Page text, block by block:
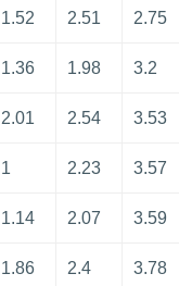
1.52 2.51 2.75
1.36 1.98 3.2
2.01 2.54 3.53
1 2.23 3.57
1.14 2.07 3.59
1.86 2.4 3.78